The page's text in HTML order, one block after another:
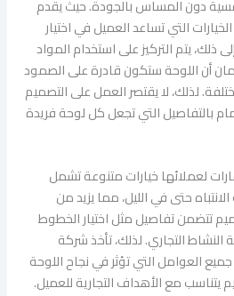
دون المساس بالجودة. حيث يقدم
التي تساعد العميل في اختيار
ذلك، يتم التركيز على استخدام المواد
أن اللوحة ستكون قادرة على الصمود
لذلك، لا يقتصر العمل على التصميم
بالتفاصيل التي تجعل كل لوحة فريدة
لعملائها خيارات متنوعة تشمل
حتى في الليل، مما يزيد من
تتضمن تفاصيل مثل اختيار الخطوط
النشاط التجاري. لذلك، تأخذ شركة
العوامل التي تؤثر في نجاح اللوحة
يتناسب مع الأهداف التجارية للعميل.